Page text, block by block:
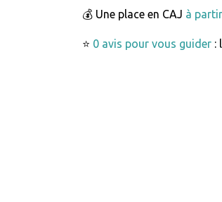
💰 Une place en CAJ à
⭐ 0 avis pour vous guider :